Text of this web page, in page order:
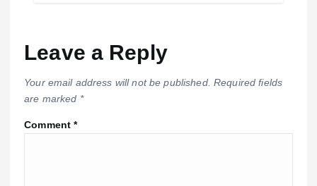
Leave a Reply
Your email address will not be published. Required fields
are marked *
Comment*